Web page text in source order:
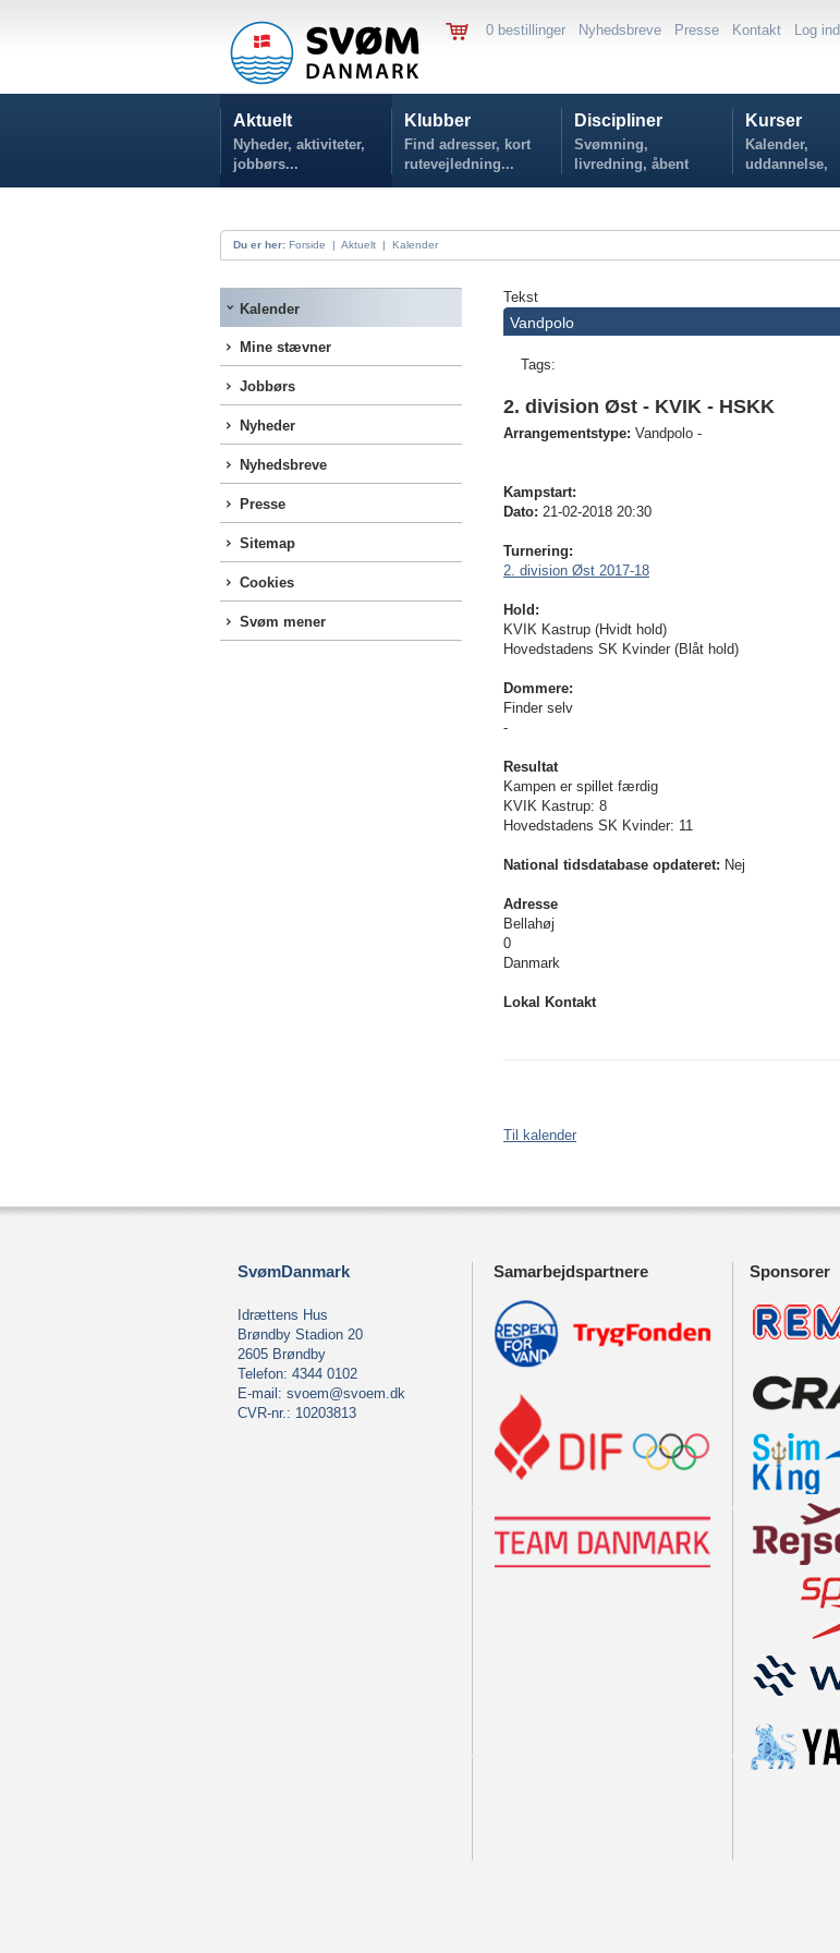
0 bestillinger Nyhedsbreve Presse Kontakt Log ind
Aktuelt
Nyheder, aktiviteter,
jobbørs...
Klubber
Find adresser, kort
rutevejledning...
Discipliner
Svømning,
livredning, åbent
vand...
Kurser
Kalender,
uddannelse,
tilmelding...
Du er her: Forside | Aktuelt | Kalender
Kalender
Mine stævner
Jobbørs
Nyheder
Nyhedsbreve
Presse
Sitemap
Cookies
Svøm mener
Tekst
Vandpolo
Tags:
2. division Øst - KVIK - HSKK
Arrangementstype: Vandpolo -
Kampstart:
Dato: 21-02-2018 20:30
Turnering:
2. division Øst 2017-18
Hold:
KVIK Kastrup (Hvidt hold)
Hovedstadens SK Kvinder (Blåt hold)
Dommere:
Finder selv
-
Resultat
Kampen er spillet færdig
KVIK Kastrup: 8
Hovedstadens SK Kvinder: 11
National tidsdatabase opdateret: Nej
Adresse
Bellahøj
0
Danmark
Lokal Kontakt
Til kalender
SvømDanmark
Idrættens Hus
Brøndby Stadion 20
2605 Brøndby
Telefon: 4344 0102
E-mail: svoem@svoem.dk
CVR-nr.: 10203813
Samarbejdspartnere Sponsorer